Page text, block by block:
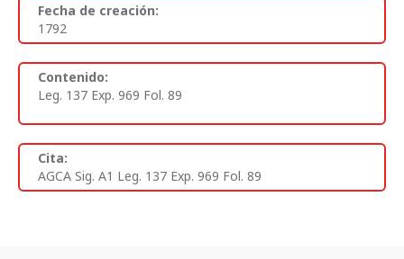
Fecha de creación:
1792
Contenido:
Leg. 137 Exp. 969 Fol. 89
Cita:
AGCA Sig. A1 Leg. 137 Exp. 969 Fol. 89